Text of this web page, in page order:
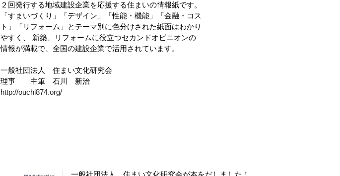
２回発行する地域建設企業を応援する住まいの情報紙です。
「すまいづくり」「デザイン」「性能・機能」「金融・コス
ト」「リフォーム」とテーマ別に色分けされた紙面はわかり
やすく、 新築、リフォームに役立つセカンドオピニオンの
情報が満載で、全国の建設企業で活用されています。
一般社団法人 住まい文化研究会
理事 主筆 石川 新治
http://ouchi874.org/